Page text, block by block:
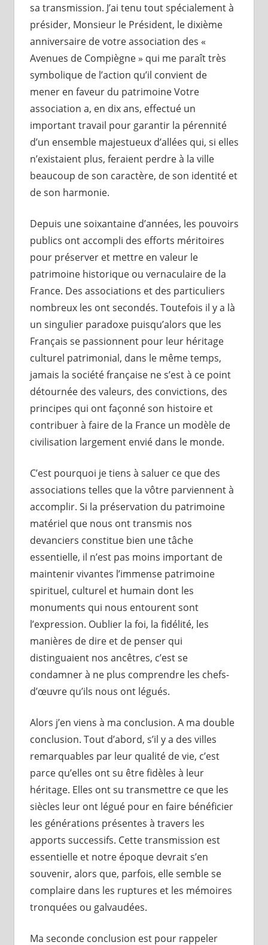
sa transmission. J’ai tenu tout spécialement à
présider, Monsieur le Président, le dixième
anniversaire de votre association des «
Avenues de Compiègne » qui me paraît très
symbolique de l’action qu’il convient de
mener en faveur du patrimoine Votre
association a, en dix ans, effectué un
important travail pour garantir la pérennité
d’un ensemble majestueux d’allées qui, si elles
n’existaient plus, feraient perdre à la ville
beaucoup de son caractère, de son identité et
de son harmonie.
Depuis une soixantaine d’années, les pouvoirs
publics ont accompli des efforts méritoires
pour préserver et mettre en valeur le
patrimoine historique ou vernaculaire de la
France. Des associations et des particuliers
nombreux les ont secondés. Toutefois il y a là
un singulier paradoxe puisqu’alors que les
Français se passionnent pour leur héritage
culturel patrimonial, dans le même temps,
jamais la société française ne s’est à ce point
détournée des valeurs, des convictions, des
principes qui ont façonné son histoire et
contribuer à faire de la France un modèle de
civilisation largement envié dans le monde.
C’est pourquoi je tiens à saluer ce que des
associations telles que la vôtre parviennent à
accomplir. Si la préservation du patrimoine
matériel que nous ont transmis nos
devanciers constitue bien une tâche
essentielle, il n’est pas moins important de
maintenir vivantes l’immense patrimoine
spirituel, culturel et humain dont les
monuments qui nous entourent sont
l’expression. Oublier la foi, la fidélité, les
manières de dire et de penser qui
distinguaient nos ancêtres, c’est se
condamner à ne plus comprendre les chefs-
d’œuvre qu’ils nous ont légués.
Alors j’en viens à ma conclusion. A ma double
conclusion. Tout d’abord, s’il y a des villes
remarquables par leur qualité de vie, c’est
parce qu’elles ont su être fidèles à leur
héritage. Elles ont su transmettre ce que les
siècles leur ont légué pour en faire bénéficier
les générations présentes à travers les
apports successifs. Cette transmission est
essentielle et notre époque devrait s’en
souvenir, alors que, parfois, elle semble se
complaire dans les ruptures et les mémoires
tronquées ou galvaudées.
Ma seconde conclusion est pour rappeler